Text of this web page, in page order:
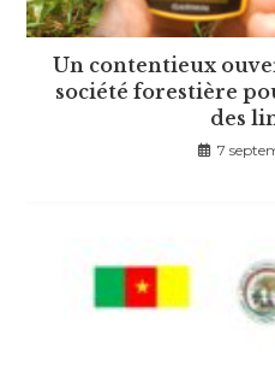
Un contentieux
société forestière
des
7